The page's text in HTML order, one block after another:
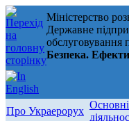
Міністерство
Державне
обслуговування
Безпека.
Про Украерорух